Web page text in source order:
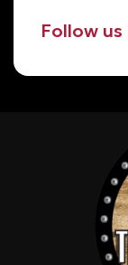
Follow us